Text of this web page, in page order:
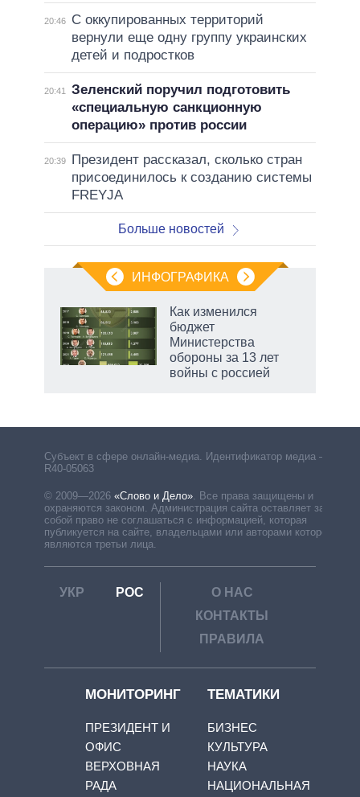
20:46
С оккупированных территорий
вернули еще одну группу украинских
детей и подростков
20:41
Зеленский поручил подготовить
«специальную санкционную
операцию» против россии
20:39
Президент рассказал, сколько стран
присоединилось к созданию системы
FREYJA
Больше новостей
ИНФОГРАФИКА
Как изменился
бюджет
Министерства
обороны за 13 лет
войны с россией
Субъект в сфере онлайн-медиа. Идентификатор медиа –
R40-05063
© 2009—2026 «Слово и Дело». Все права защищены и
охраняются законом. Администрация сайта оставляет за
собой право не соглашаться с информацией, которая
публикуется на сайте, владельцами или авторами которой
являются третьи лица.
УКР РОС
О НАС
КОНТАКТЫ
ПРАВИЛА
МОНИТОРИНГ
ПРЕЗИДЕНТ И
ОФИС
ВЕРХОВНАЯ
РАДА
ТЕМАТИКИ
БИЗНЕС
КУЛЬТУРА
НАУКА
НАЦИОНАЛЬНАЯ